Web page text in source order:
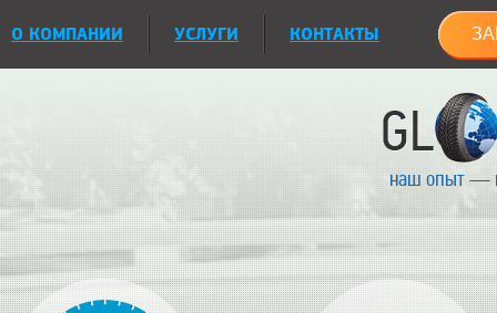
О КОМПАНИИ УСЛУГИ КОНТАКТЫ
наш опыт —